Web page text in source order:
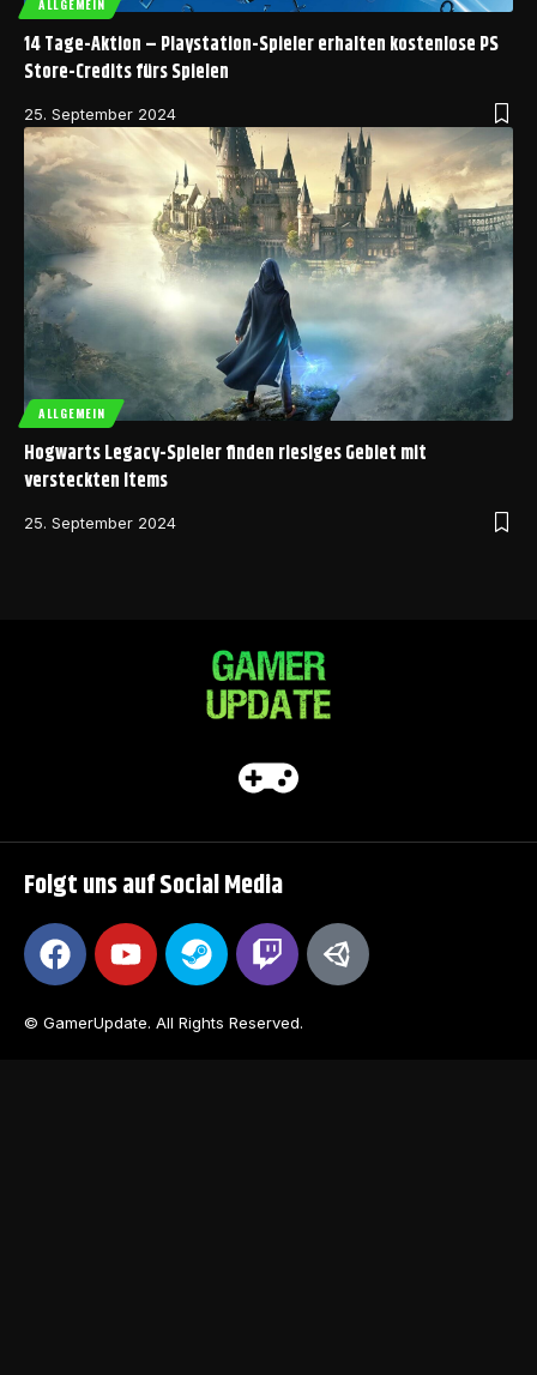
ALLGEMEIN
14 Tage-Aktion – Playstation-Spieler erhalten kostenlose PS
Store-Credits fürs Spielen
25. September 2024
ALLGEMEIN
Hogwarts Legacy-Spieler finden riesiges Gebiet mit
versteckten Items
25. September 2024
Folgt uns auf Social Media
© GamerUpdate. All Rights Reserved.